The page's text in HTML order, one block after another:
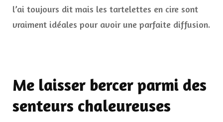
l’ai toujours dit mais les tartelettes en cire sont
vraiment idéales pour avoir une parfaite diffusion.
Me laisser bercer parmi des
senteurs chaleureuses